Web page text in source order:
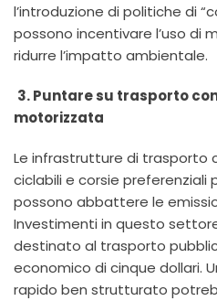
l’introduzione di politiche di
possono incentivare l’uso di
ridurre l’impatto ambientale.
3. Puntare su trasporto
motorizzata
Le infrastrutture di trasporto
ciclabili e corsie preferenziali
possono abbattere le
Investimenti in questo
destinato al trasporto
economico di cinque dollari.
rapido ben strutturato